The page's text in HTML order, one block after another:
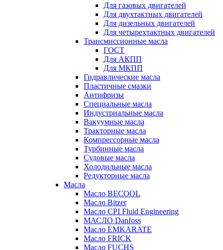
Для газовых двигателей
Для двухтактных двигателей
Для дизельных двигателей
Для четырехтактных двигателей
Трансмиссионные масла
ГОСТ
Для АКПП
Для МКПП
Гидравлические масла
Пластичные смазки
Антифризы
Специальные масла
Индустриальные масла
Вакуумные масла
Тракторные масла
Компрессорные масла
Турбинные масла
Судовые масла
Холодильные масла
Редукторные масла
Масла
Масло BECOOL
Масло Bitzer
Масло CPI Fluid Engineering
МАСЛО Danfoss
Масло EMKARATE
Масло FRICK
Масло FUCHS